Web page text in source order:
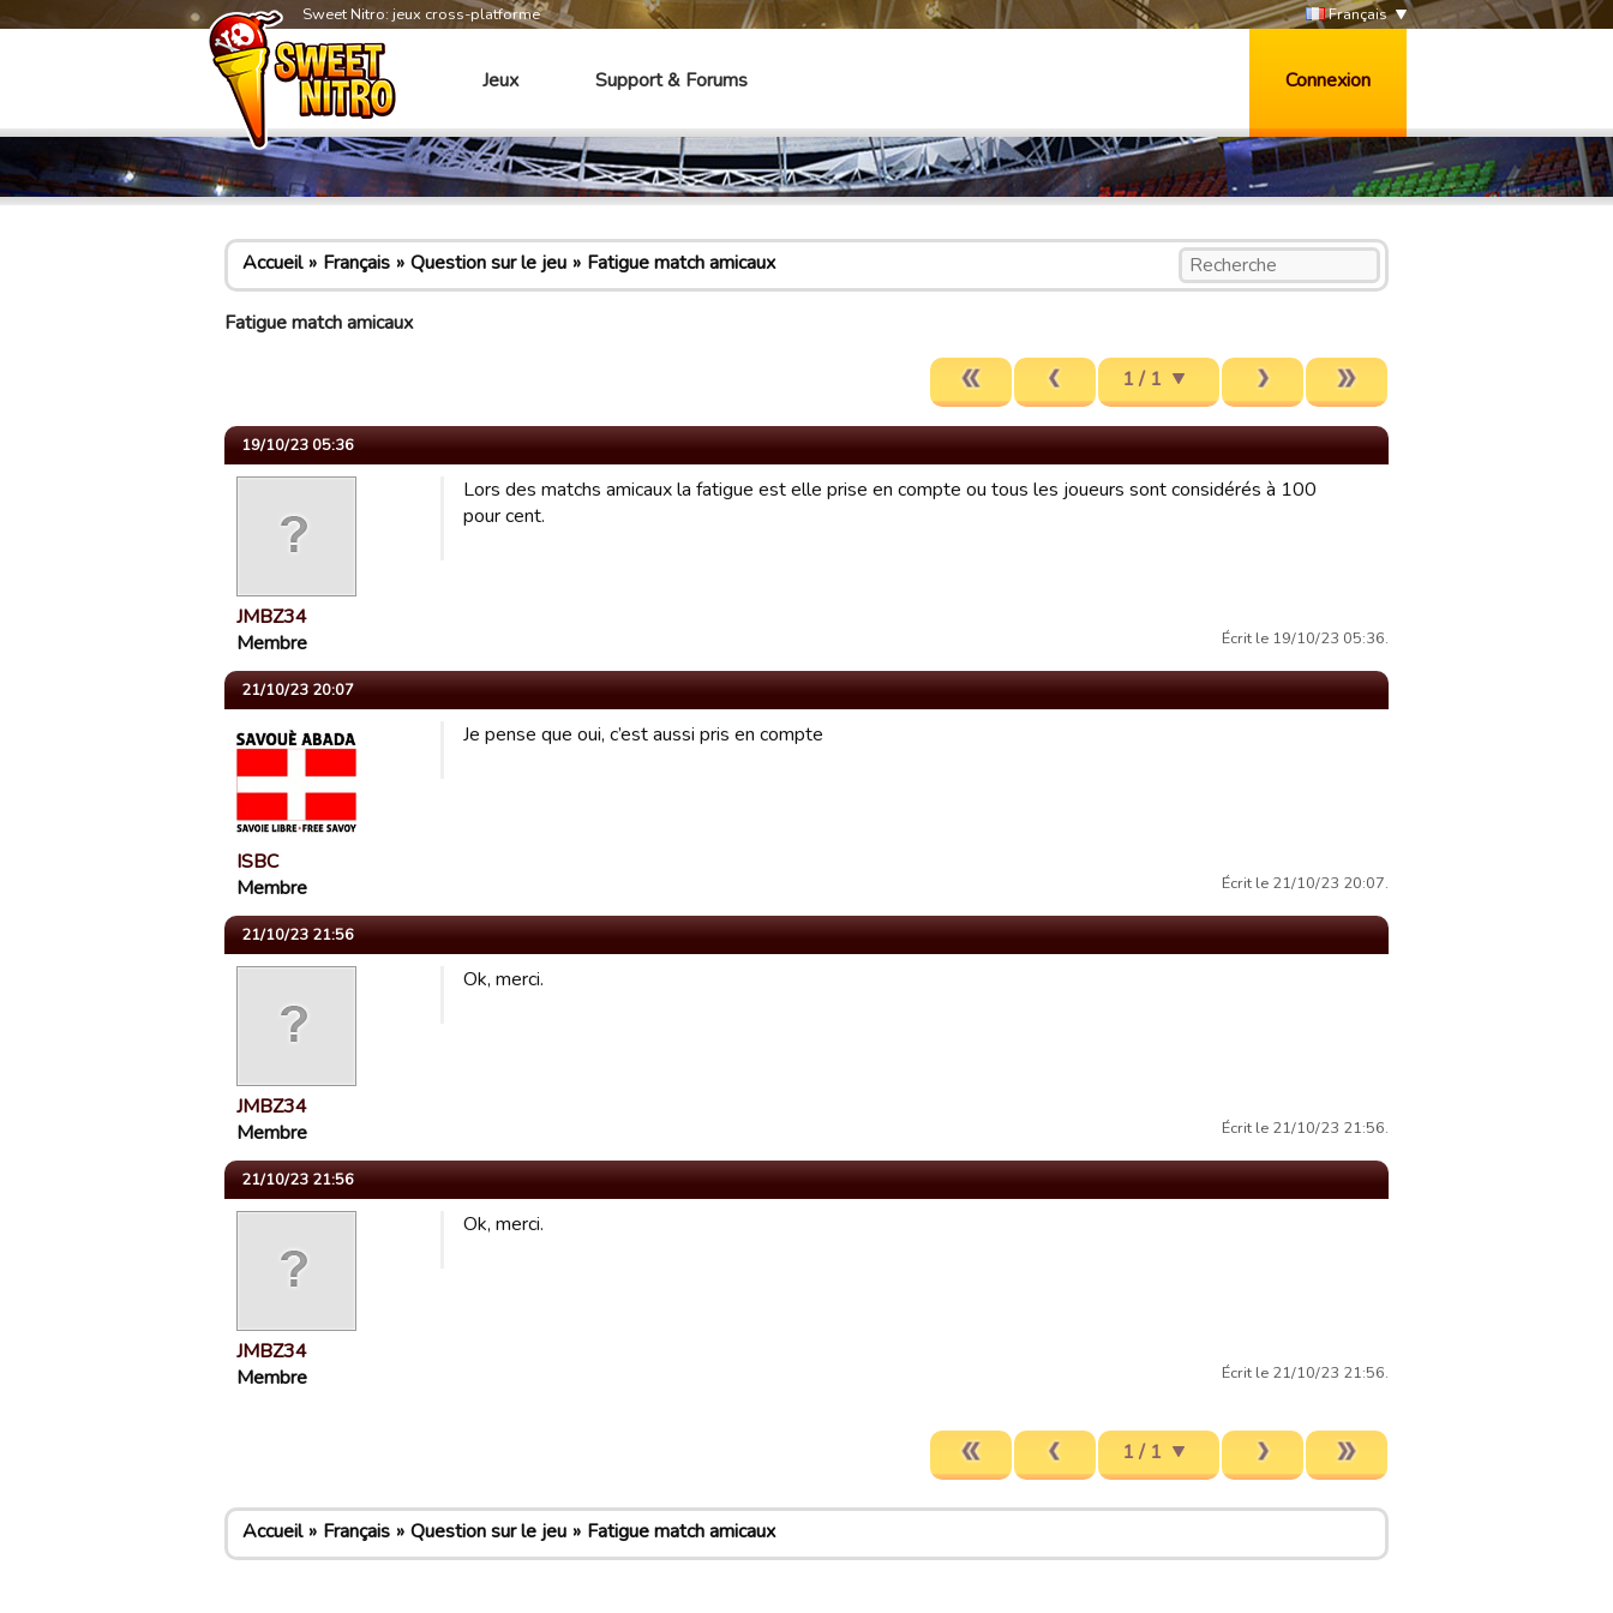
Sweet Nitro: jeux cross-platforme Français
Jeux Support & Forums Connexion
Accueil Français Question sur le jeu Fatigue match amicaux
Fatigue match amicaux
1 / 1
19/10/23 05:36
JMBZ34
Membre
Lors des matchs amicaux la fatigue est elle prise en compte ou tous les joueurs sont considérés à 100
pour cent.
Écrit le 19/10/23 05:36.
21/10/23 20:07
ISBC
Membre
Je pense que oui, c’est aussi pris en compte
Écrit le 21/10/23 20:07.
21/10/23 21:56
JMBZ34
Membre
Ok, merci.
Écrit le 21/10/23 21:56.
21/10/23 21:56
JMBZ34
Membre
Ok, merci.
Écrit le 21/10/23 21:56.
1 / 1
Accueil Français Question sur le jeu Fatigue match amicaux